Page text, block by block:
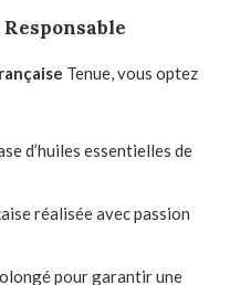
Tenue, vous optez
d’huiles essentielles de
réalisée avec passion
pour garantir une